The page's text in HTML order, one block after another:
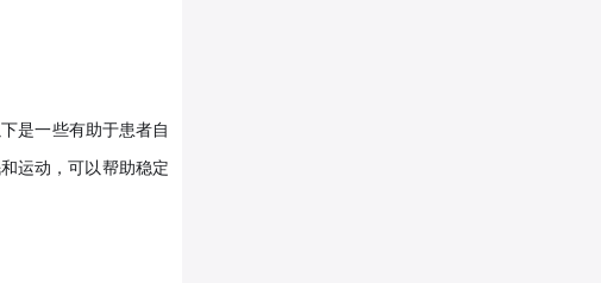
是一些有助于患者自
运动，可以帮助稳定